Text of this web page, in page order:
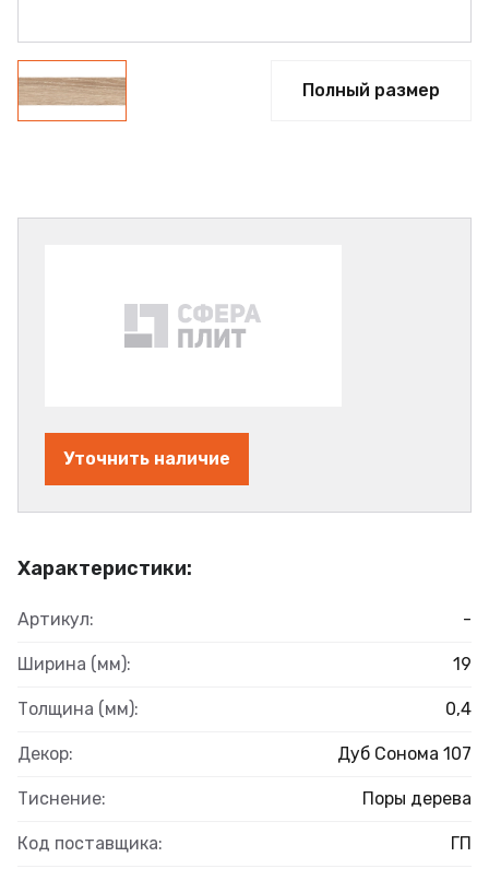
Полный размер
Характеристики:
Артикул: -
Ширина (мм): 19
Толщина (мм): 0,4
Декор: Дуб Сонома 107
Тиснение: Поры дерева
Код поставщика: ГП
Уточнить наличие